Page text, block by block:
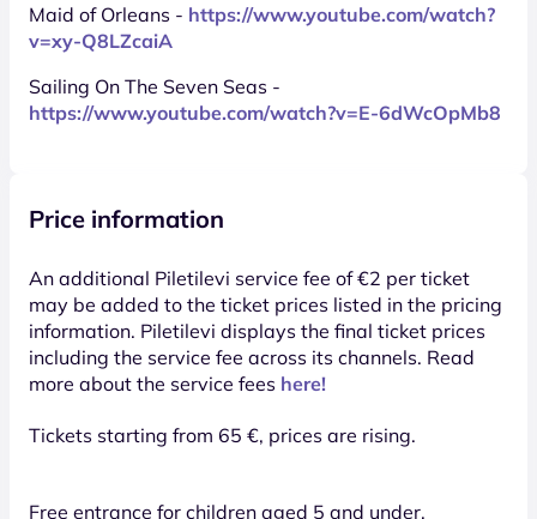
Maid of Orleans - https://www.youtube.com/watch?
v=xy-Q8LZcaiA
Sailing On The Seven Seas -
https://www.youtube.com/watch?v=E-6dWcOpMb8
Price information
An additional Piletilevi service fee of €2 per ticket
may be added to the ticket prices listed in the pricing
information. Piletilevi displays the final ticket prices
including the service fee across its channels. Read
more about the service fees here!
Tickets starting from 65 €, prices are rising.
Free entrance for children aged 5 and under.